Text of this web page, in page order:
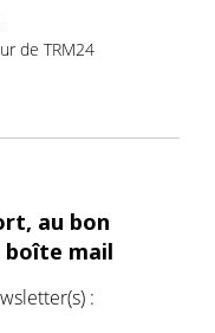
de TRM24
au bon
mail
: